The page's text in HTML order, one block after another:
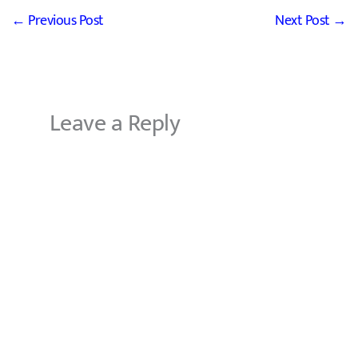
← Previous Post Next Post →
Leave a Reply